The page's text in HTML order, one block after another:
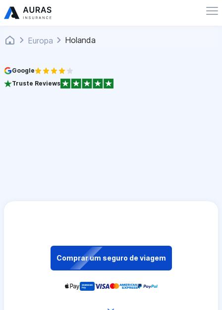
Europa Holanda
Google
Truste Reviews
Comprar um seguro de viagem